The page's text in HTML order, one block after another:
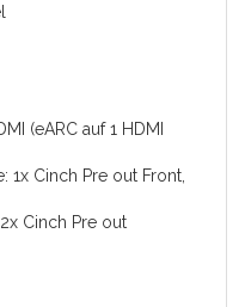
(eARC auf 1 HDMI
1x Cinch Pre out Front,
Cinch Pre out